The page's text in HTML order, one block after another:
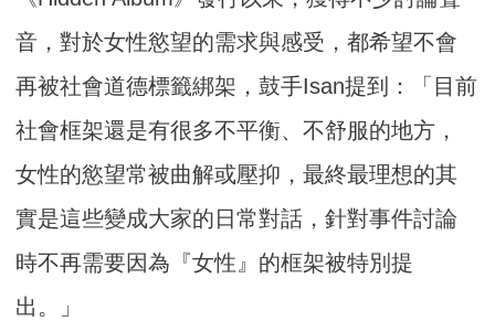
音，對於女性慾望的需求與感受，都希望不會
再被社會道德標籤綁架，鼓手Isan提到：「目前
社會框架還是有很多不平衡、不舒服的地方，
女性的慾望常被曲解或壓抑，最終最理想的其
實是這些變成大家的日常對話，針對事件討論
時不再需要因為『女性』的框架被特別提
出。」